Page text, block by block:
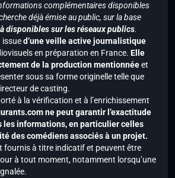
complémentaires disponibles
déjà émise au public, sur la base
disponibles sur les réseaux publics.
issued’une veille active journalistique
en préparation en France. Elle
de la production mentionnéeet
sous sa forme originelle telle que
de casting.
à la vérification et à l’enrichissement
ne peut garantir l’exactitude
les informations, en particulier celles
des comédiens associés à un projet.
fournis à titre indicatif et peuvent être
à tout moment, notamment lorsqu’une